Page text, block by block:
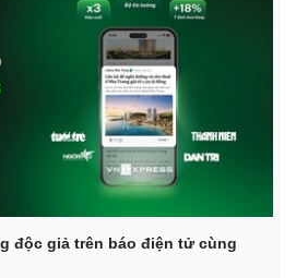
Việt Nam
Phân tích
độc giả trên báo điện tử cùng